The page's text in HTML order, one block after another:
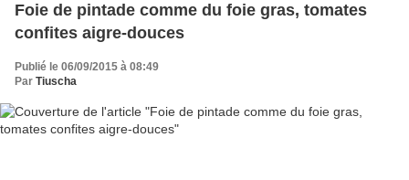
Foie de pintade comme du foie gras, tomates
confites aigre-douces
Publié le 06/09/2015 à 08:49
Par Tiuscha